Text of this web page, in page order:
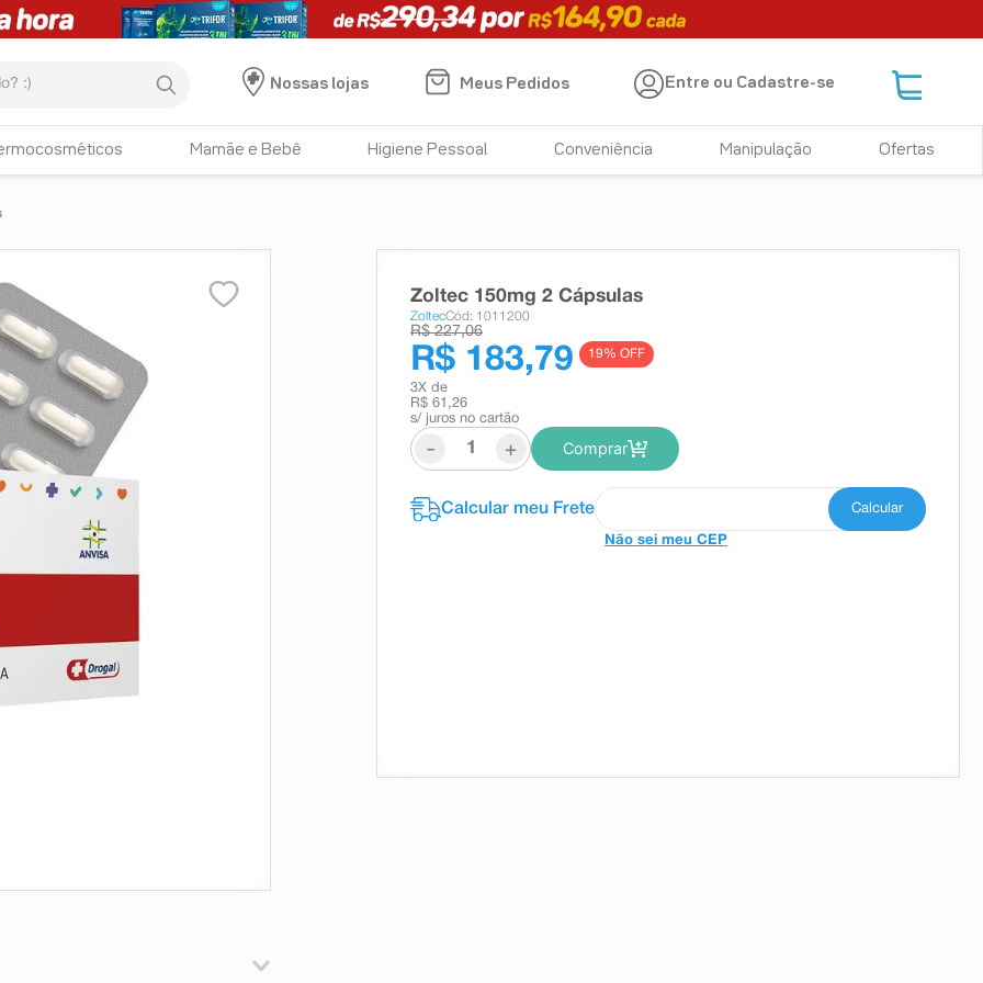
Nossas lojas
Meus Pedidos Entre ou Cadastre-se
Mamãe e Bebê Higiene Pessoal Conveniência Manipulação Ofertas
Zoltec 150mg 2 Cápsulas
ZoltecCód: 1011200
R$ 227,06
R$ 183,79 19% OFF
3X de
R$ 61,26
s/ juros no cartão
- + Comprar
Não sei meu CEP